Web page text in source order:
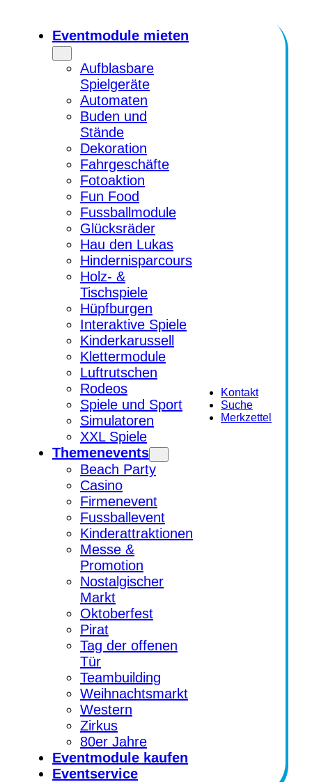
Eventmodule mieten
Aufblasbare
Spielgeräte
Automaten
Buden und
Stände
Dekoration
Fahrgeschäfte
Fotoaktion
Fun Food
Fussballmodule
Glücksräder
Hau den Lukas
Hindernisparcours
Holz- &
Tischspiele
Hüpfburgen
Interaktive Spiele
Kinderkarussell
Klettermodule
Luftrutschen
Rodeos
Spiele und Sport
Simulatoren
XXL Spiele
Themenevents
Beach Party
Casino
Firmenevent
Fussballevent
Kinderattraktionen
Messe &
Promotion
Nostalgischer
Markt
Oktoberfest
Pirat
Tag der offenen
Tür
Teambuilding
Weihnachtsmarkt
Western
Zirkus
80er Jahre
Eventmodule kaufen
Eventservice
Kontakt
Suche
Merkzettel